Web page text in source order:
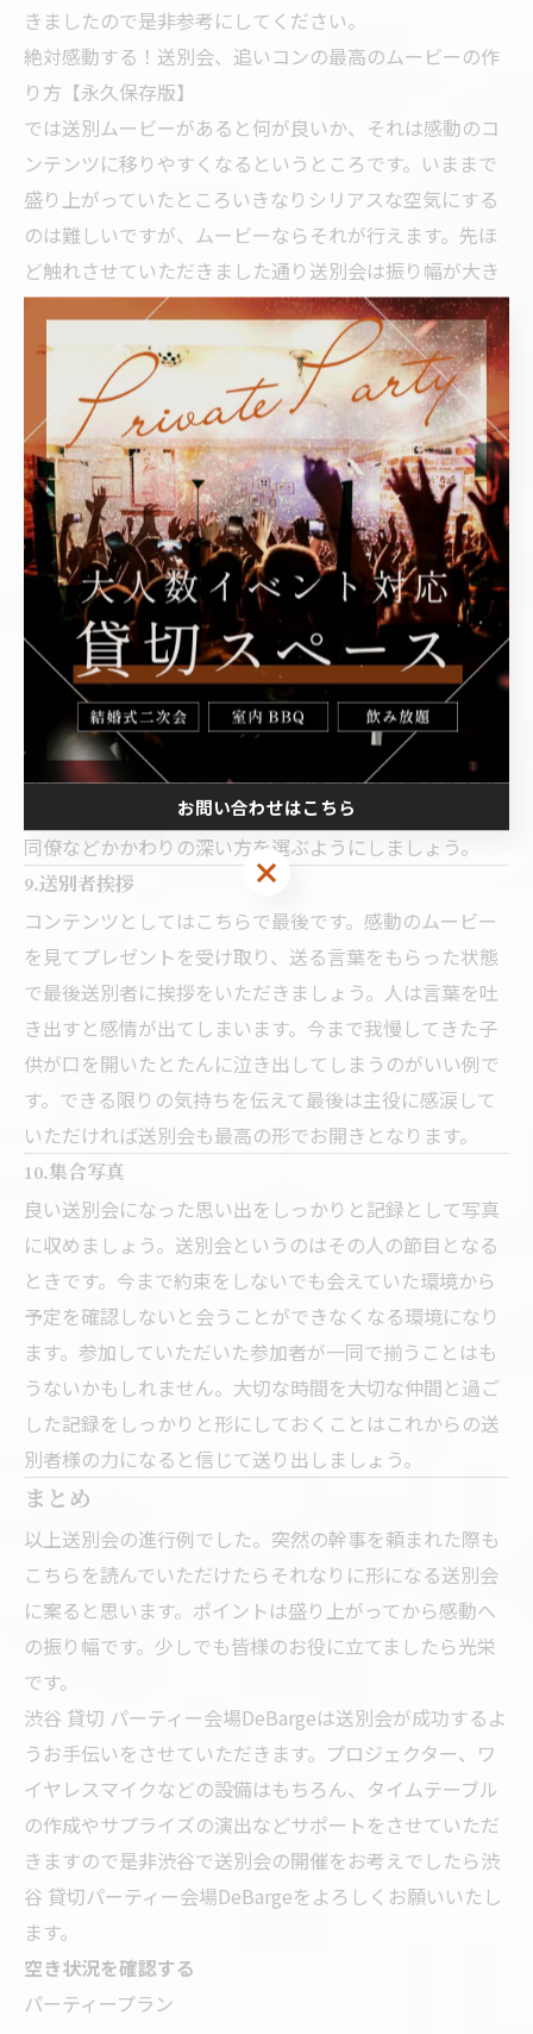
きましたので是非参考にしてください。
絶対感動する！送別会、追いコンの最高のムービーの作
り方【永久保存版】
では送別ムービーがあると何が良いか、それは感動のコ
ンテンツに移りやすくなるというところです。いままで
盛り上がっていたところいきなりシリアスな空気にする
のは難しいですが、ムービーならそれが行えます。先ほ
ど触れさせていただきました通り送別会は振り幅が大き
ければ大きいほど感動も大きくなりますので是非スライ
ドショーを作って感動のムードにしてみてください。
7.プレゼント
送別ムービーで感動モードになったらここから畳みかけ
ます。まずはプレゼントを渡して感謝の気持ちを伝えま
す。ここで渡すプレゼントは
・送別者の好みのもの
・これから必要になりそうな実用的なもの
・花束
・色紙やアルバムなどメッセージが入っているもの
が好まれます。是非参考にしてください。
8.贈る言葉
ここで送別者様に向けて送る言葉を述べると尚、効果的
です。送る言葉は今まで一番世話になった後輩からが良
いです。また辛いときや苦しいときをともに乗り越えた
同僚などかかわりの深い方を選ぶようにしましょう。
9.送別者挨拶
コンテンツとしてはこちらで最後です。感動のムービー
を見てプレゼントを受け取り、送る言葉をもらった状態
で最後送別者に挨拶をいただきましょう。人は言葉を吐
き出すと感情が出てしまいます。今まで我慢してきた子
供が口を開いたとたんに泣き出してしまうのがいい例で
す。できる限りの気持ちを伝えて最後は主役に感涙して
いただければ送別会も最高の形でお開きとなります。
10.集合写真
良い送別会になった思い出をしっかりと記録として写真
に収めましょう。送別会というのはその人の節目となる
ときです。今まで約束をしないでも会えていた環境から
予定を確認しないと会うことができなくなる環境になり
ます。参加していただいた参加者が一同で揃うことはも
うないかもしれません。大切な時間を大切な仲間と過ご
した記録をしっかりと形にしておくことはこれからの送
別者様の力になると信じて送り出しましょう。
まとめ
以上送別会の進行例でした。突然の幹事を頼まれた際も
こちらを読んでいただけたらそれなりに形になる送別会
に案ると思います。ポイントは盛り上がってから感動へ
の振り幅です。少しでも皆様のお役に立てましたら光栄
です。
渋谷 貸切 パーティー会場DeBargeは送別会が成功するよ
うお手伝いをさせていただきます。プロジェクター、ワ
イヤレスマイクなどの設備はもちろん、タイムテーブル
の作成やサプライズの演出などサポートをさせていただ
きますので是非渋谷で送別会の開催をお考えでしたら渋
谷 貸切パーティー会場DeBargeをよろしくお願いいたし
ます。
空き状況を確認する
パーティープラン
お問い合わせはこちら